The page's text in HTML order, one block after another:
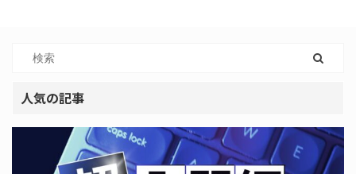
人気の記事